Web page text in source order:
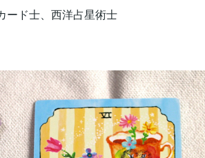
ド士、西洋占星術士